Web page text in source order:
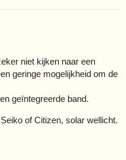
niet kijken naar een
geringe mogelijkheid om de
geïntegreerde band.
of Citizen, solar wellicht.